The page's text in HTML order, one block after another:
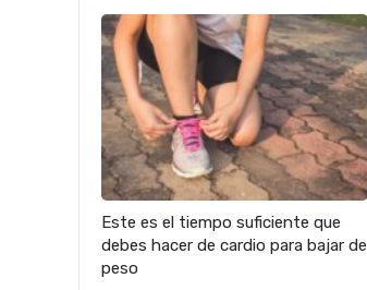
Este es el tiempo suficiente que
debes hacer de cardio para bajar de
peso